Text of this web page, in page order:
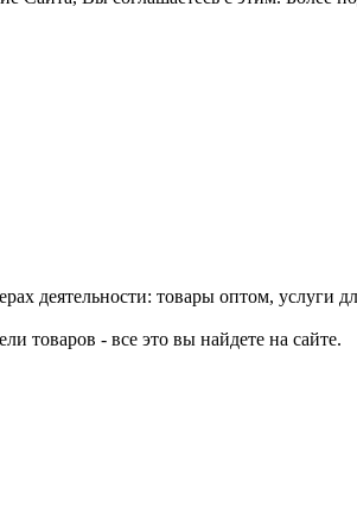
деятельности: товары оптом, услуги
товаров - все это вы найдете на сайте.